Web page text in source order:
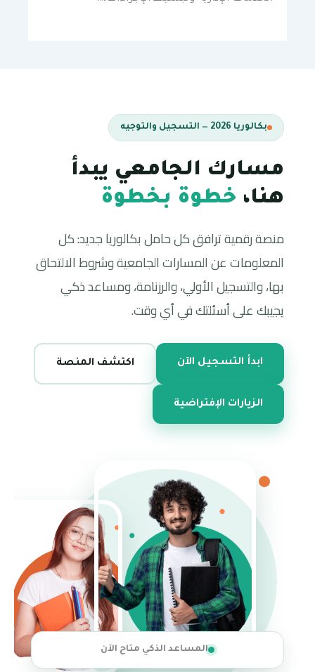
بكالوريا 2026 — التسجيل والتوجيه
مسارك الجامعي يبدأ
هنا، خطوة بخطوة
منصة رقمية ترافق كل حامل بكالوريا جديد: كل
المعلومات عن المسارات الجامعية وشروط الالتحاق
بها، والتسجيل الأولي، والرزنامة، ومساعد ذكي
يجيبك على أسئلتك في أي وقت.
ابدأ التسجيل الآن اكتشف المنصة
الزيارات الإفتراضية
المساعد الذكي متاح الآن